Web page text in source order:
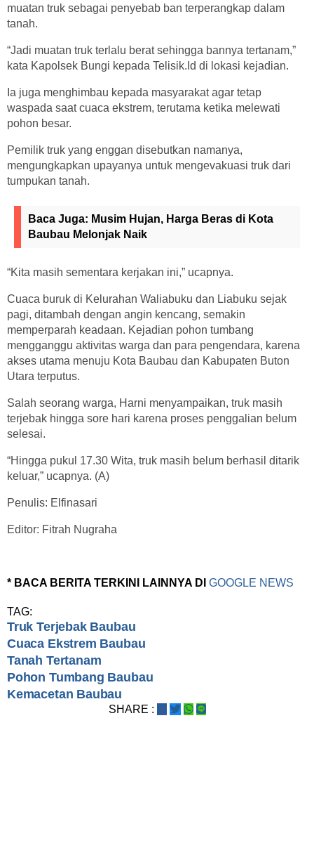
muatan truk sebagai penyebab ban terperangkap dalam
tanah.
“Jadi muatan truk terlalu berat sehingga bannya tertanam,”
kata Kapolsek Bungi kepada Telisik.Id di lokasi kejadian.
Ia juga menghimbau kepada masyarakat agar tetap
waspada saat cuaca ekstrem, terutama ketika melewati
pohon besar.
Pemilik truk yang enggan disebutkan namanya,
mengungkapkan upayanya untuk mengevakuasi truk dari
tumpukan tanah.
Baca Juga: Musim Hujan, Harga Beras di Kota
Baubau Melonjak Naik
“Kita masih sementara kerjakan ini,” ucapnya.
Cuaca buruk di Kelurahan Waliabuku dan Liabuku sejak
pagi, ditambah dengan angin kencang, semakin
memperparah keadaan. Kejadian pohon tumbang
mengganggu aktivitas warga dan para pengendara, karena
akses utama menuju Kota Baubau dan Kabupaten Buton
Utara terputus.
Salah seorang warga, Harni menyampaikan, truk masih
terjebak hingga sore hari karena proses penggalian belum
selesai.
“Hingga pukul 17.30 Wita, truk masih belum berhasil ditarik
keluar,” ucapnya. (A)
Penulis: Elfinasari
Editor: Fitrah Nugraha
* BACA BERITA TERKINI LAINNYA DI GOOGLE NEWS
TAG:
Truk Terjebak Baubau
Cuaca Ekstrem Baubau
Tanah Tertanam
Pohon Tumbang Baubau
Kemacetan Baubau
SHARE :